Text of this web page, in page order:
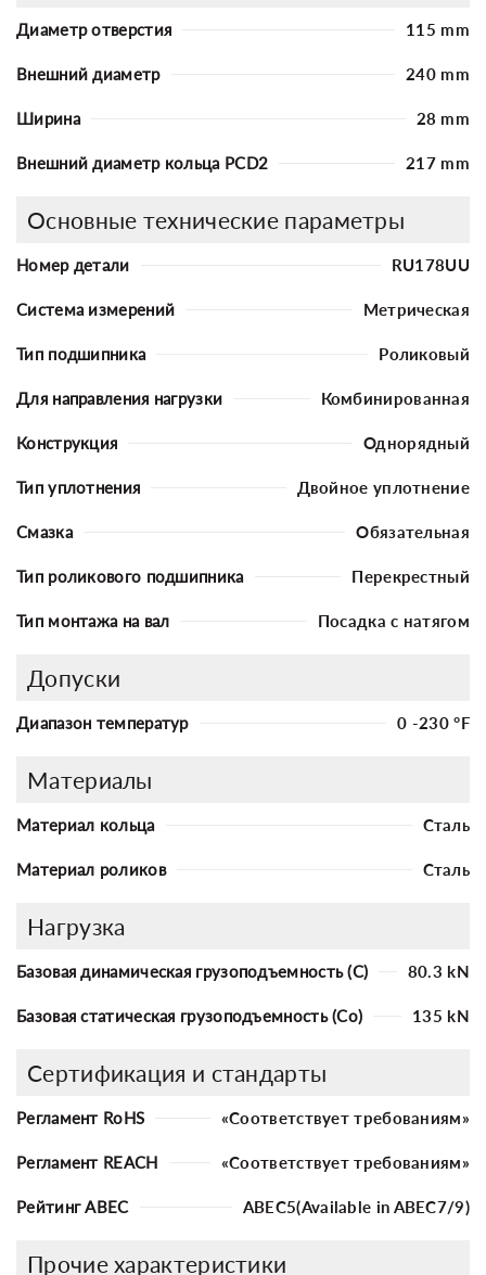
Диаметр отверстия 115 mm
Внешний диаметр 240 mm
Ширина 28 mm
Внешний диаметр кольца PCD2 217 mm
Основные технические параметры
Номер детали RU178UU
Система измерений Метрическая
Тип подшипника Роликовый
Для направления нагрузки Комбинированная
Конструкция Однорядный
Тип уплотнения Двойное уплотнение
Смазка Обязательная
Тип роликового подшипника Перекрестный
Тип монтажа на вал Посадка с натягом
Допуски
Диапазон температур 0 -230 °F
Материалы
Материал кольца Сталь
Материал роликов Сталь
Нагрузка
Базовая динамическая грузоподъемность (C) 80.3 kN
Базовая статическая грузоподъемность (Co) 135 kN
Сертификация и стандарты
Регламент RoHS «Соответствует требованиям»
Регламент REACH «Соответствует требованиям»
Рейтинг ABEC ABEC5(Available in ABEC7/9)
Прочие характеристики